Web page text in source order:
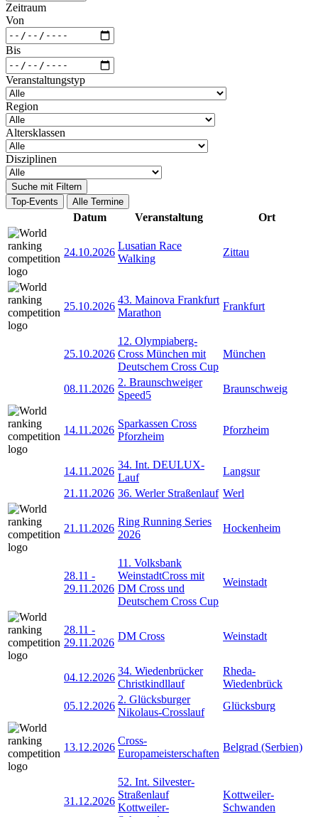
Zeitraum
Von
Bis
Veranstaltungstyp
Region
Altersklassen
Disziplinen
Suche mit Filtern
Top-Events
Alle Termine
Datum Veranstaltung Ort
24.10.2026
Lusatian Race
Walking
Zittau
25.10.2026
43. Mainova Frankfurt
Marathon
Frankfurt
25.10.2026
12. Olympiaberg-
Cross München mit
Deutschem Cross Cup
München
08.11.2026
2. Braunschweiger
Speed5
Braunschweig
14.11.2026
Sparkassen Cross
Pforzheim
Pforzheim
14.11.2026
34. Int. DEULUX-
Lauf
Langsur
21.11.2026 36. Werler Straßenlauf Werl
21.11.2026
Ring Running Series
2026
Hockenheim
28.11 -
29.11.2026
11. Volksbank
WeinstadtCross mit
DM Cross und
Deutschem Cross Cup
Weinstadt
28.11 -
29.11.2026
DM Cross Weinstadt
04.12.2026
34. Wiedenbrücker
Christkindllauf
Rheda-
Wiedenbrück
05.12.2026
2. Glücksburger
Nikolaus-Crosslauf
Glücksburg
13.12.2026
Cross-
Europameisterschaften
Belgrad (Serbien)
31.12.2026
52. Int. Silvester-
Straßenlauf
Kottweiler-
Kottweiler-
Schwanden